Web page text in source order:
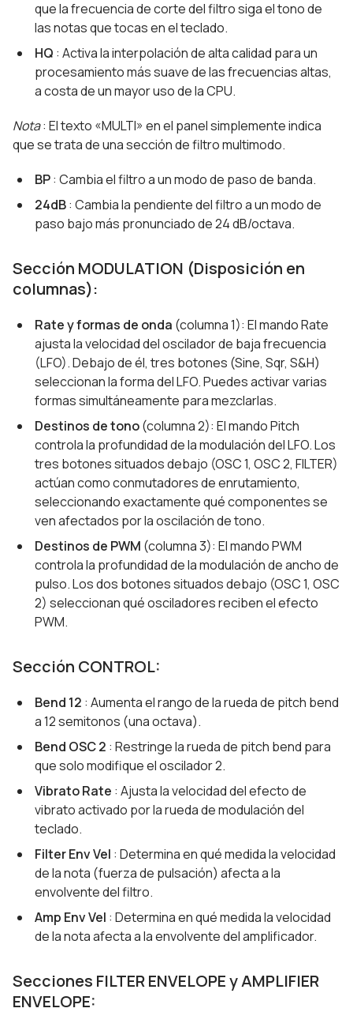
que la frecuencia de corte del filtro siga el tono de
las notas que tocas en el teclado.
HQ : Activa la interpolación de alta calidad para un
procesamiento más suave de las frecuencias altas,
a costa de un mayor uso de la CPU.
Nota: El texto «MULTI» en el panel simplemente indica
que se trata de una sección de filtro multimodo.
BP: Cambia el filtro a un modo de paso de banda.
24dB: Cambia la pendiente del filtro a un modo de
paso bajo más pronunciado de 24 dB/octava.
Sección MODULATION (Disposición en
columnas):
Rate y formas de onda (columna 1): El mando Rate
ajusta la velocidad del oscilador de baja frecuencia
(LFO). Debajo de él, tres botones (Sine, Sqr, S&H)
seleccionan la forma del LFO. Puedes activar varias
formas simultáneamente para mezclarlas.
Destinos de tono(columna 2): El mando Pitch
controla la profundidad de la modulación del LFO. Los
tres botones situados debajo (OSC 1, OSC 2, FILTER)
actúan como conmutadores de enrutamiento,
seleccionando exactamente qué componentes se
ven afectados por la oscilación de tono.
Destinos de PWM (columna 3): El mando PWM
controla la profundidad de la modulación de ancho de
pulso. Los dos botones situados debajo (OSC 1, OSC
2) seleccionan qué osciladores reciben el efecto
PWM.
Sección CONTROL:
Bend 12 : Aumenta el rango de la rueda de pitch bend
a 12 semitonos (una octava).
Bend OSC 2 : Restringe la rueda de pitch bend para
que solo modifique el oscilador 2.
Vibrato Rate : Ajusta la velocidad del efecto de
vibrato activado por la rueda de modulación del
teclado.
Filter Env Vel : Determina en qué medida la velocidad
de la nota (fuerza de pulsación) afecta a la
envolvente del filtro.
Amp Env Vel : Determina en qué medida la velocidad
de la nota afecta a la envolvente del amplificador.
Secciones FILTER ENVELOPE y AMPLIFIER
ENVELOPE: